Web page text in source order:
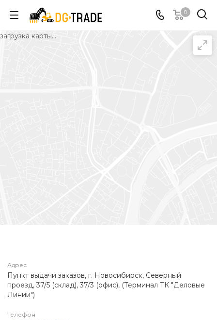
0
загрузка карты...
Адрес
Пункт выдачи заказов, г. Новосибирск, Северный
проезд, 37/5 (склад), 37/3 (офис), (Терминал ТК "Деловые
Линии")
Телефон